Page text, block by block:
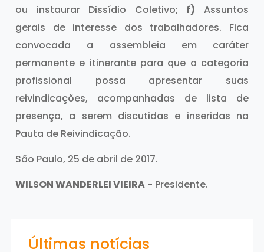
ou instaurar Dissídio Coletivo; f) Assuntos
gerais de interesse dos trabalhadores. Fica
convocada a assembleia em caráter
permanente e itinerante para que a categoria
profissional possa apresentar suas
reivindicações, acompanhadas de lista de
presença, a serem discutidas e inseridas na
Pauta de Reivindicação.
São Paulo, 25 de abril de 2017.
WILSON WANDERLEI VIEIRA- Presidente.
Últimas notícias